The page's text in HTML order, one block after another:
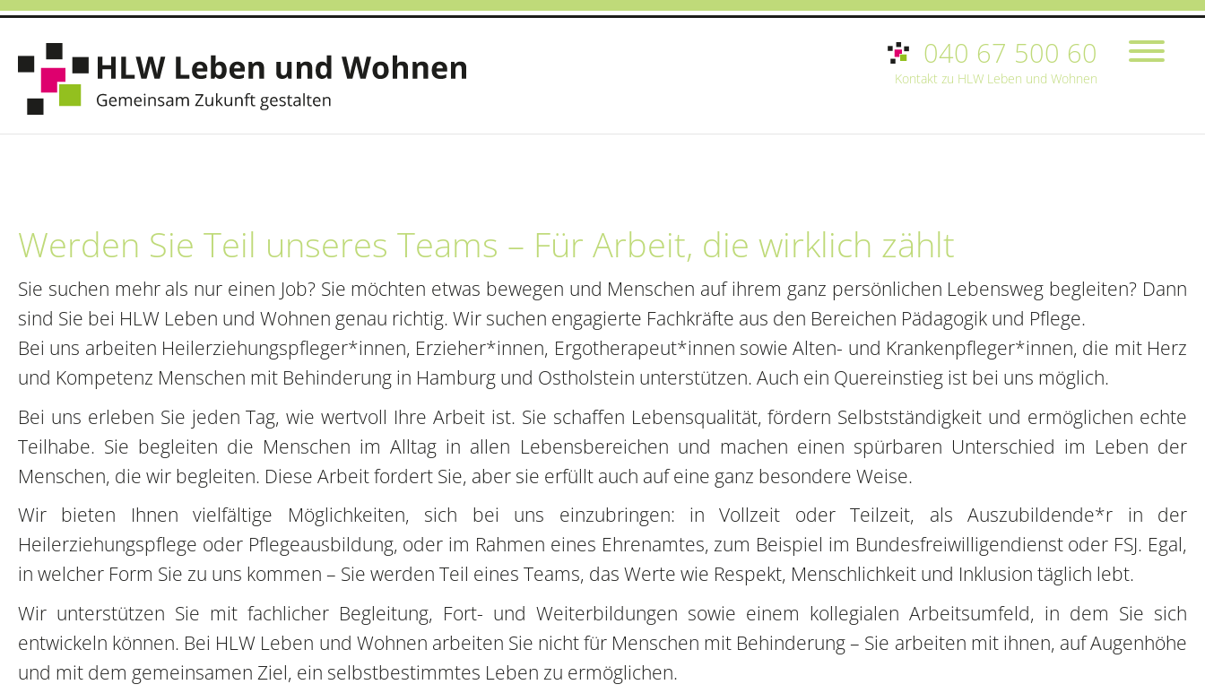
040 67 500 60
Kontakt zu HLW Leben und Wohnen
Werden Sie Teil unseres Teams – Für Arbeit, die wirklich zählt
Sie suchen mehr als nur einen Job? Sie möchten etwas bewegen und Menschen auf ihrem ganz persönlichen Lebensweg begleiten? Dann
sind Sie bei HLW Leben und Wohnen genau richtig. Wir suchen engagierte Fachkräfte aus den Bereichen Pädagogik und Pflege.
Bei uns arbeiten Heilerziehungspfleger*innen, Erzieher*innen, Ergotherapeut*innen sowie Alten- und Krankenpfleger*innen, die mit Herz
und Kompetenz Menschen mit Behinderung in Hamburg und Ostholstein unterstützen. Auch ein Quereinstieg ist bei uns möglich.
Bei uns erleben Sie jeden Tag, wie wertvoll Ihre Arbeit ist. Sie schaffen Lebensqualität, fördern Selbstständigkeit und ermöglichen echte
Teilhabe. Sie begleiten die Menschen im Alltag in allen Lebensbereichen und machen einen spürbaren Unterschied im Leben der
Menschen, die wir begleiten. Diese Arbeit fordert Sie, aber sie erfüllt auch auf eine ganz besondere Weise.
Wir bieten Ihnen vielfältige Möglichkeiten, sich bei uns einzubringen: in Vollzeit oder Teilzeit, als Auszubildende*r in der
Heilerziehungspflege oder Pflegeausbildung, oder im Rahmen eines Ehrenamtes, zum Beispiel im Bundesfreiwilligendienst oder FSJ. Egal,
in welcher Form Sie zu uns kommen – Sie werden Teil eines Teams, das Werte wie Respekt, Menschlichkeit und Inklusion täglich lebt.
Wir unterstützen Sie mit fachlicher Begleitung, Fort- und Weiterbildungen sowie einem kollegialen Arbeitsumfeld, in dem Sie sich
entwickeln können. Bei HLW Leben und Wohnen arbeiten Sie nicht für Menschen mit Behinderung – Sie arbeiten mit ihnen, auf Augenhöhe
und mit dem gemeinsamen Ziel, ein selbstbestimmtes Leben zu ermöglichen.